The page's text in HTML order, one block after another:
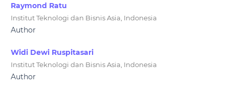
Raymond Ratu
Institut Teknologi dan Bisnis Asia, Indonesia
Author
Widi Dewi Ruspitasari
Institut Teknologi dan Bisnis Asia, Indonesia
Author